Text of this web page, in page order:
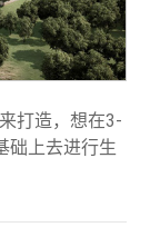
打造，想在3-
础上去进行生